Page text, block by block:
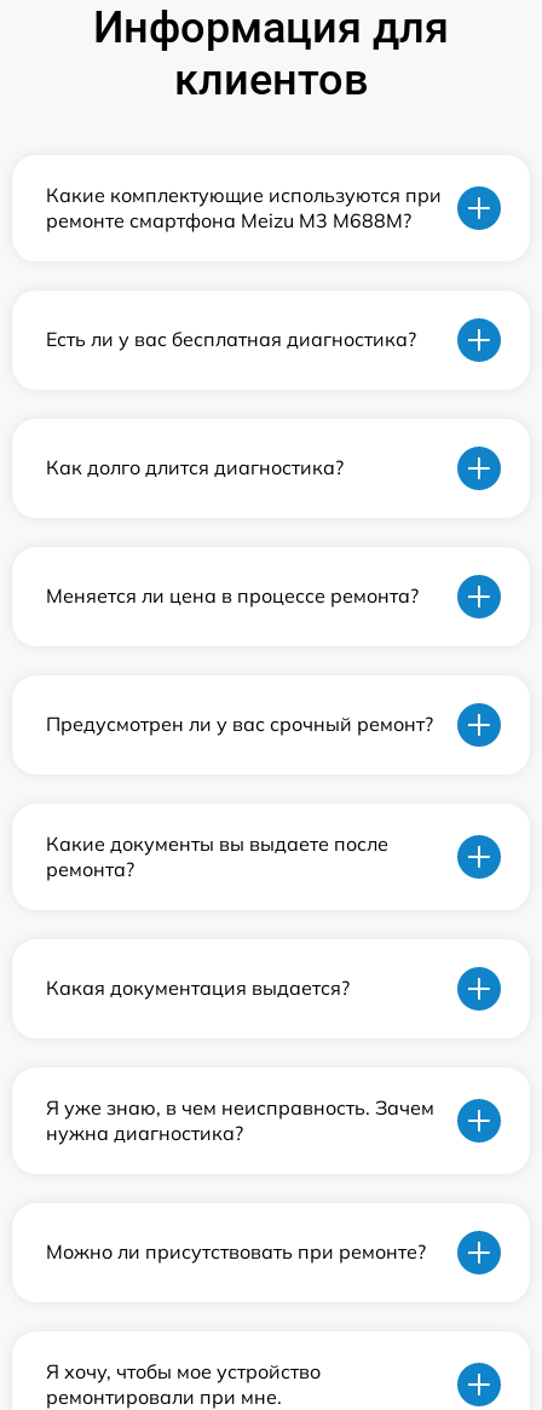
Информация для
клиентов
Какие комплектующие используются при
ремонте смартфона Meizu M3 M688M?
Есть ли у вас бесплатная диагностика?
Как долго длится диагностика?
Меняется ли цена в процессе ремонта?
Предусмотрен ли у вас срочный ремонт?
Какие документы вы выдаете после
ремонта?
Какая документация выдается?
Я уже знаю, в чем неисправность. Зачем
нужна диагностика?
Можно ли присутствовать при ремонте?
Я хочу, чтобы мое устройство
ремонтировали при мне.